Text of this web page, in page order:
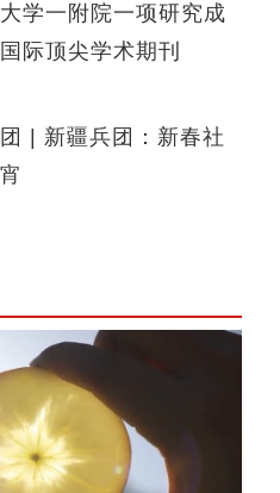
学一附院一项研究成
际顶尖学术期刊
| 新疆兵团：新春社
技艺：时间的“融”器
士后：在中俄科技交流